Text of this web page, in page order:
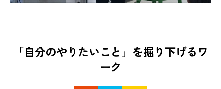
「自分のやりたいこと」を掘り下げるワ
ーク